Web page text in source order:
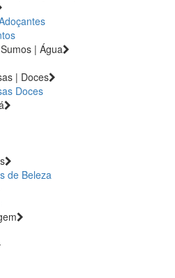
| Água
| Doces
Doces
de Beleza